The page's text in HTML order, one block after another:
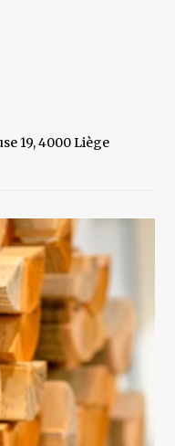
19, 4000 Liège